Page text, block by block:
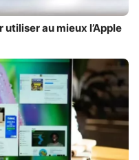
au mieux l’Apple